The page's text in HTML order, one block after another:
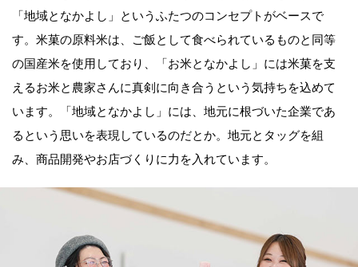
「地域となかよし」というふたつのコンセプトがベースで
す。米菓の原料米は、ご飯として食べられているものと同等
の国産米を使用しており、「お米となかよし」には米菓を支
えるお米と農家さんに真剣に向き合うという気持ちを込めて
います。「地域となかよし」には、地元に根づいた企業であ
るという思いを表現しているのだとか。地元とタッグを組
み、商品開発やお店づくりに力を入れています。